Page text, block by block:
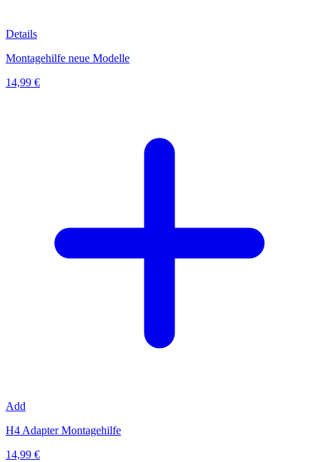
Details
Montagehilfe neue Modelle
14,99 €
Add
H4 Adapter Montagehilfe
14,99 €